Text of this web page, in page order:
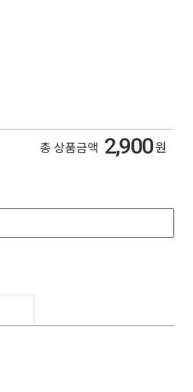
총 상품금액 2,900원